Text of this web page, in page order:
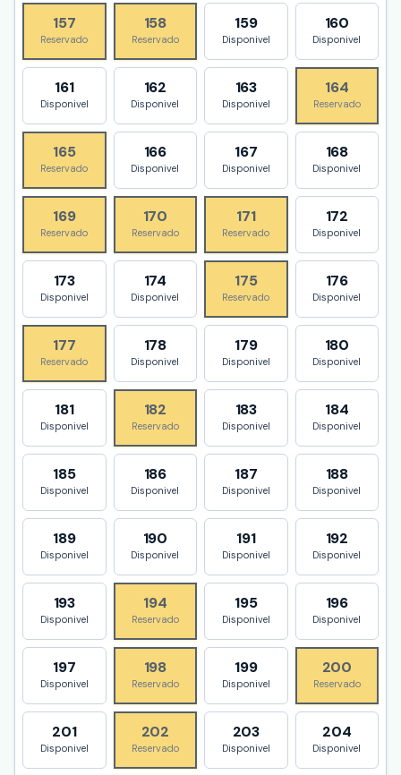
157
Reservado
158
Reservado
159
Disponivel
160
Disponivel
161
Disponivel
162
Disponivel
163
Disponivel
164
Reservado
165
Reservado
166
Disponivel
167
Disponivel
168
Disponivel
169
Reservado
170
Reservado
171
Reservado
172
Disponivel
173
Disponivel
174
Disponivel
175
Reservado
176
Disponivel
177
Reservado
178
Disponivel
179
Disponivel
180
Disponivel
181
Disponivel
182
Reservado
183
Disponivel
184
Disponivel
185
Disponivel
186
Disponivel
187
Disponivel
188
Disponivel
189
Disponivel
190
Disponivel
191
Disponivel
192
Disponivel
193
Disponivel
194
Reservado
195
Disponivel
196
Disponivel
197
Disponivel
198
Reservado
199
Disponivel
200
Reservado
201
Disponivel
202
Reservado
203
Disponivel
204
Disponivel